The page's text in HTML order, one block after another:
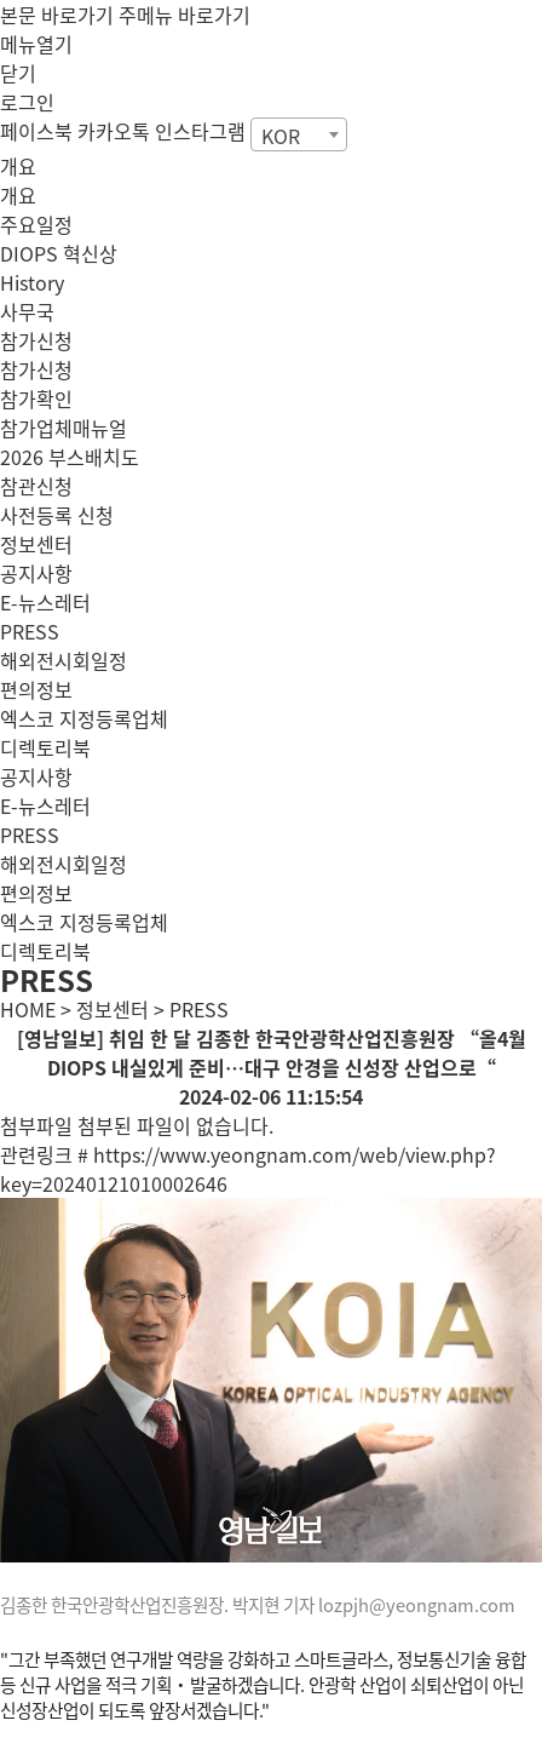
본문 바로가기 주메뉴 바로가기
메뉴열기
닫기
로그인
페이스북 카카오톡 인스타그램
KOR
개요
개요
주요일정
DIOPS 혁신상
History
사무국
참가신청
참가신청
참가확인
참가업체매뉴얼
2026 부스배치도
참관신청
사전등록 신청
정보센터
공지사항
E-뉴스레터
PRESS
해외전시회일정
편의정보
엑스코 지정등록업체
디렉토리북
공지사항
E-뉴스레터
PRESS
해외전시회일정
편의정보
엑스코 지정등록업체
디렉토리북
PRESS
HOME > 정보센터 > PRESS
[영남일보] 취임 한 달 김종한 한국안광학산업진흥원장 “올4월
DIOPS 내실있게 준비…대구 안경을 신성장 산업으로“
2024-02-06 11:15:54
첨부파일 첨부된 파일이 없습니다.
관련링크 # https://www.yeongnam.com/web/view.php?
key=20240121010002646
김종한 한국안광학산업진흥원장. 박지현 기자 lozpjh@yeongnam.com
"그간 부족했던 연구개발 역량을 강화하고 스마트글라스, 정보통신기술 융합
등 신규 사업을 적극 기획·발굴하겠습니다. 안광학 산업이 쇠퇴산업이 아닌
신성장산업이 되도록 앞장서겠습니다."